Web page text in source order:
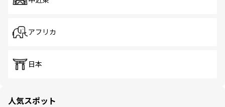
アフリカ
日本
人気スポット